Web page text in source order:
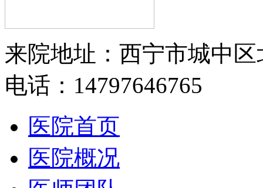
来院地址：西宁市城中区
电话：14797646765
医院首页
医院概况